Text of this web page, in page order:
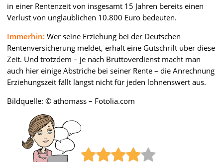
in einer Rentenzeit von insgesamt 15 Jahren bereits einen
Verlust von unglaublichen 10.800 Euro bedeuten.
Immerhin: Wer seine Erziehung bei der Deutschen
Rentenversicherung meldet, erhält eine Gutschrift über diese
Zeit. Und trotzdem – je nach Bruttoverdienst macht man
auch hier einige Abstriche bei seiner Rente – die Anrechnung
Erziehungszeit fällt längst nicht für jeden lohnenswert aus.
Bildquelle: © athomass – Fotolia.com